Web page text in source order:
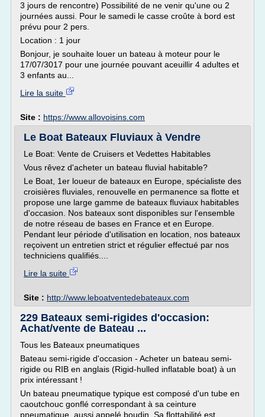
3 jours de rencontre) Possibilité de ne venir qu'une ou 2
journées aussi. Pour le samedi le casse croûte à bord est
prévu pour 2 pers.
Location : 1 jour
Bonjour, je souhaite louer un bateau à moteur pour le
17/07/3017 pour une journée pouvant aceuillir 4 adultes et
3 enfants au...
Lire la suite
Site : https://www.allovoisins.com
Le Boat Bateaux Fluviaux à Vendre
Le Boat: Vente de Cruisers et Vedettes Habitables
Vous rêvez d'acheter un bateau fluvial habitable?
Le Boat, 1er loueur de bateaux en Europe, spécialiste des
croisières fluviales, renouvelle en permanence sa flotte et
propose une large gamme de bateaux fluviaux habitables
d'occasion. Nos bateaux sont disponibles sur l'ensemble
de notre réseau de bases en France et en Europe.
Pendant leur période d'utilisation en location, nos bateaux
reçoivent un entretien strict et régulier effectué par nos
techniciens qualifiés....
Lire la suite
Site : http://www.leboatventedebateaux.com
229 Bateaux semi-rigides d'occasion:
Achat/vente de Bateau ...
Tous les Bateaux pneumatiques
Bateau semi-rigide d'occasion - Acheter un bateau semi-
rigide ou RIB en anglais (Rigid-hulled inflatable boat) à un
prix intéressant !
Un bateau pneumatique typique est composé d'un tube en
caoutchouc gonflé correspondant à sa ceinture
pneumatique, aussi appelé boudin. Sa flottabilité est